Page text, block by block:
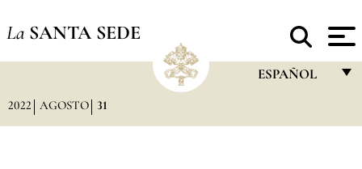
La SANTA SEDE
ESPAÑOL
2022 AGOSTO 31